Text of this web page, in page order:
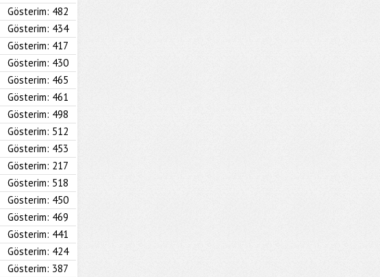
Gösterim: 482
Gösterim: 434
Gösterim: 417
Gösterim: 430
Gösterim: 465
Gösterim: 461
Gösterim: 498
Gösterim: 512
Gösterim: 453
Gösterim: 217
Gösterim: 518
Gösterim: 450
Gösterim: 469
Gösterim: 441
Gösterim: 424
Gösterim: 387